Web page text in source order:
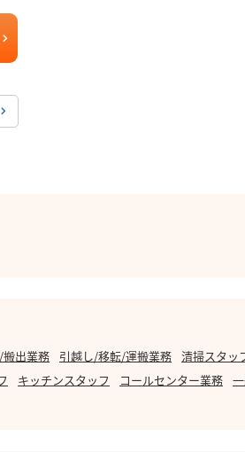
出業務 引越し/移転/運搬業務 清掃スタッ
キッチンスタッフ コールセンター業務